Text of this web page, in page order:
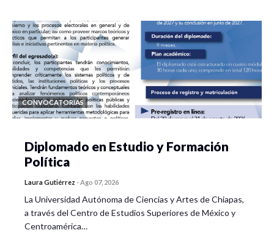
CONVOCATORIAS
Diplomado en Estudio y Formación
Política
Laura Gutiérrez -Ago 07, 2026
La Universidad Autónoma de Ciencias y Artes de Chiapas,
a través del Centro de Estudios Superiores de México y
Centroamérica…